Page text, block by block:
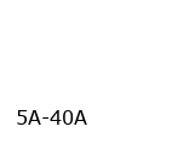
5A-40A